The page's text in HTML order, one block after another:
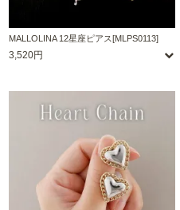
MALLOLINA 12星座ピアス[MLPS0113]
3,520円